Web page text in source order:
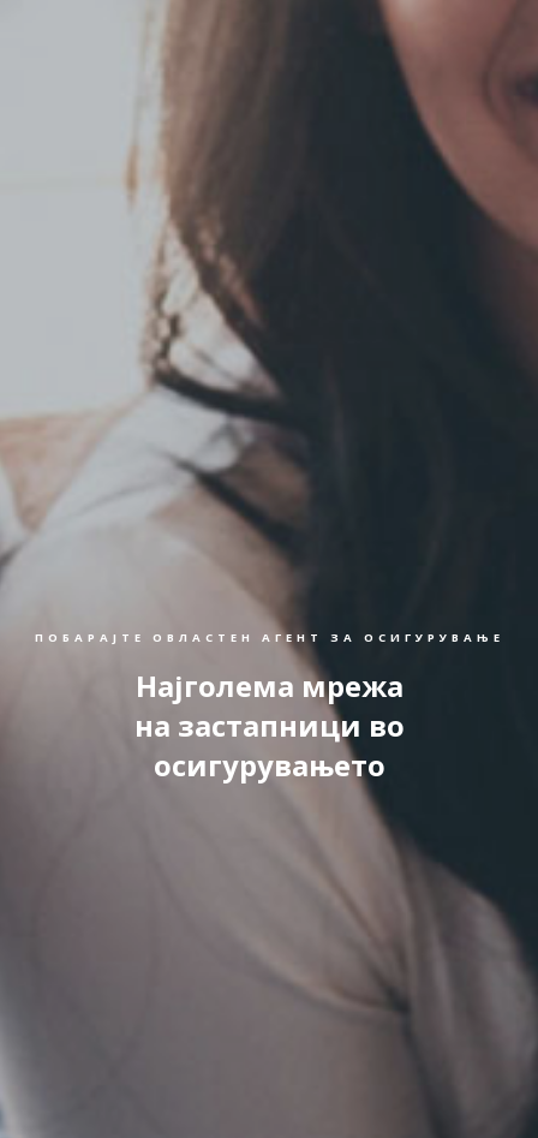
ПОБАРАЈТЕ ОВЛАСТЕН АГЕНТ ЗА ОСИГУРУВАЊЕ
Најголема мрежа
на застапници во
осигурувањето